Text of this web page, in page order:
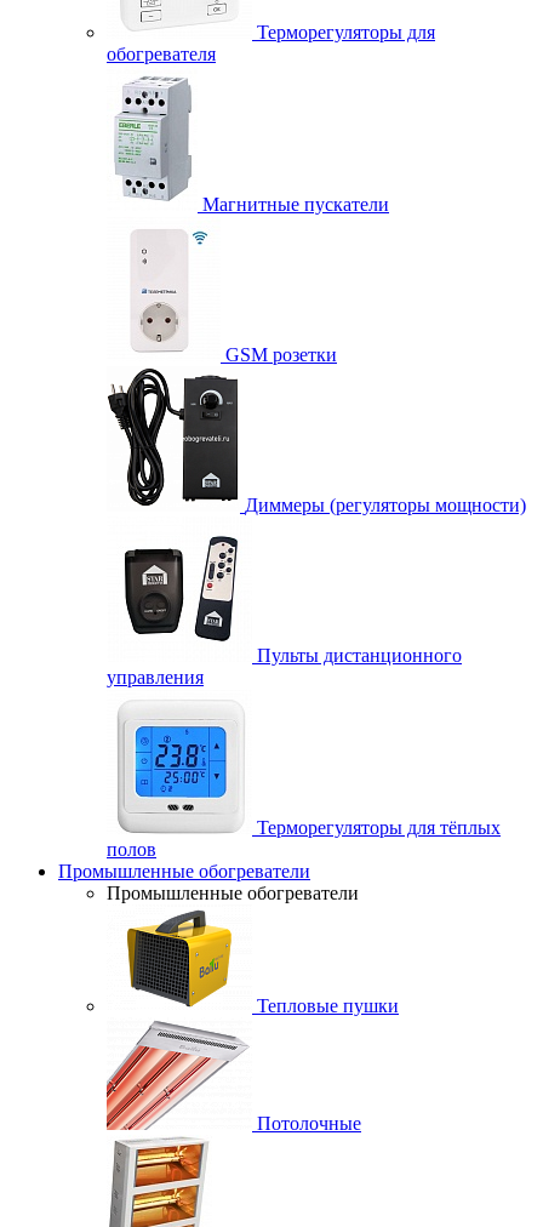
Терморегуляторы для
обогревателя
Магнитные пускатели
GSM розетки
Диммеры (регуляторы мощности)
Пульты дистанционного
управления
Терморегуляторы для тёплых
полов
Промышленные обогреватели
Промышленные обогреватели
Тепловые пушки
Потолочные